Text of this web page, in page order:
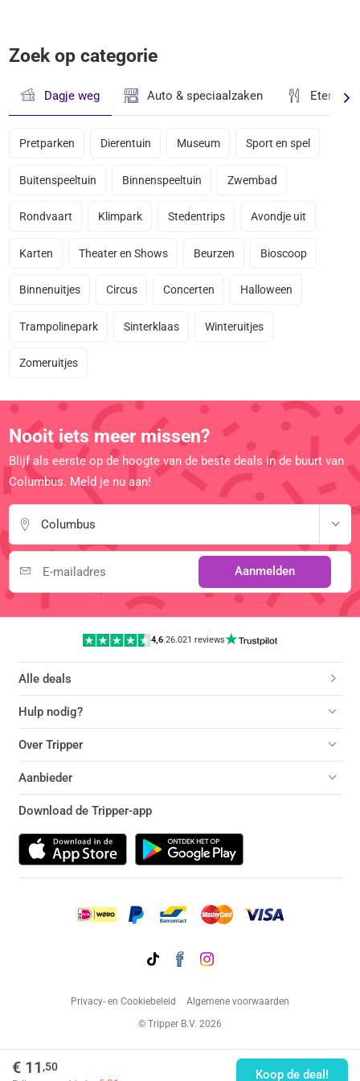
€ 11 ,50
Koop de deal!
Zoek op categorie
Dagje weg Auto & speciaalzaken Eten &
Pretparken Dierentuin Museum Sport en spel
Buitenspeeltuin Binnenspeeltuin Zwembad
Rondvaart Klimpark Stedentrips Avondje uit
Karten Theater en Shows Beurzen Bioscoop
Binnenuitjes Circus Concerten Halloween
Trampolinepark Sinterklaas Winteruitjes
Zomeruitjes
Nooit iets meer missen?
Blijf als eerste op de hoogte van de beste deals in de buurt van
Columbus. Meld je nu aan!
Columbus
Aanmelden
4,6 |26.021 reviews
Alle deals
Hulp nodig?
Over Tripper
Aanbieder
Download de Tripper-app
Privacy- en Cookiebeleid
Algemene voorwaarden
© Tripper B.V. 2026